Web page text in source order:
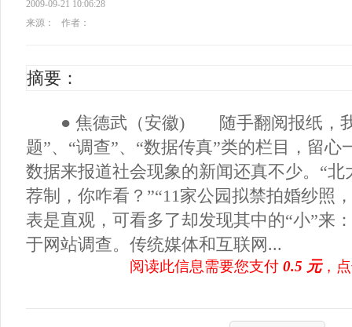
2009-09-21 10:06:28
来源：
作者：
摘要：
● 焦德武（安徽) 随手翻阅报纸，我
题”、“调查”、“数据传真”类的栏目，留
数据来报道社会现象的新闻还真不少。“
荐制，你咋看？”“11家公园拟禁拍婚
表是直观，可看多了却发现其中的“小”来
于网站调查。传统媒体和互联网...
阅读此信息需要您支付 0.5 元，